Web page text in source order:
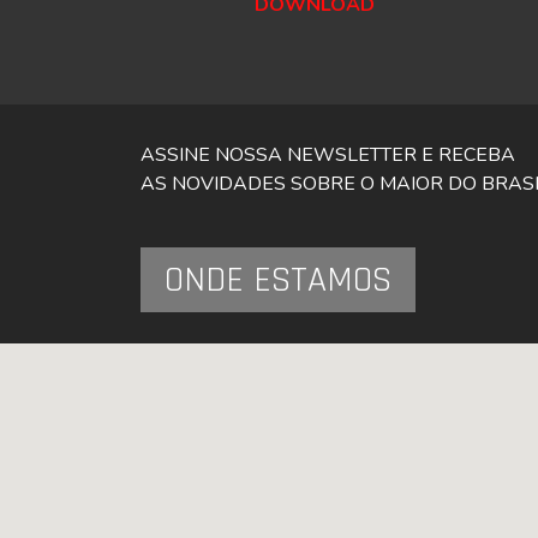
ASSINE NOSSA NEWSLETTER E RECEBA
AS NOVIDADES SOBRE O MAIOR DO
ONDE ESTAMOS